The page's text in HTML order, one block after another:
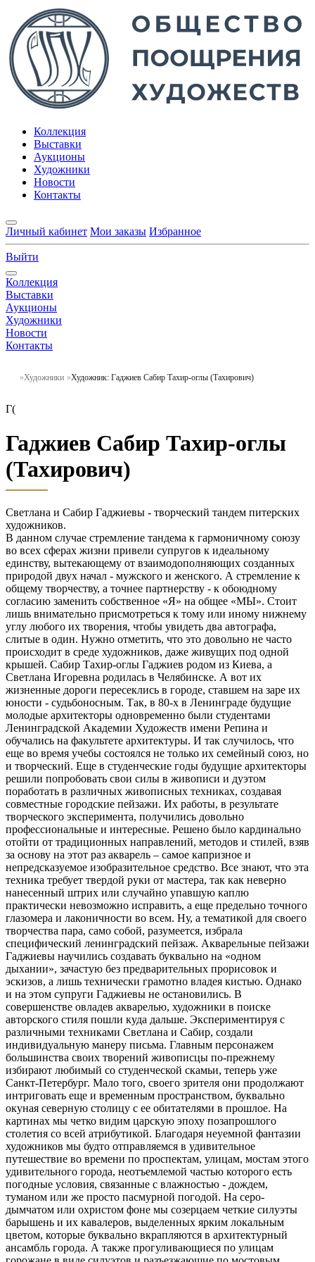
Коллекция
Выставки
Аукционы
Художники
Новости
Контакты
Личный кабинет Мои заказы Избранное
Выйти
Коллекция
Выставки
Аукционы
Художники
Новости
Контакты
Художники Художник: Гаджиев Сабир Тахир-оглы (Тахирович)
Г(
Гаджиев Сабир Тахир-оглы
(Тахирович)
Светлана и Сабир Гаджиевы - творческий тандем питерских
художников.
В данном случае стремление тандема к гармоничному союзу
во всех сферах жизни привели супругов к идеальному
единству, вытекающему от взаимодополняющих созданных
природой двух начал - мужского и женского. А стремление к
общему творчеству, а точнее партнерству - к обоюдному
согласию заменить собственное «Я» на общее «МЫ». Стоит
лишь внимательно присмотреться к тому или иному нижнему
углу любого их творения, чтобы увидеть два автографа,
слитые в один. Нужно отметить, что это довольно не часто
происходит в среде художников, даже живущих под одной
крышей. Сабир Тахир-оглы Гаджиев родом из Киева, а
Светлана Игоревна родилась в Челябинске. А вот их
жизненные дороги пересеклись в городе, ставшем на заре их
юности - судьбоносным. Так, в 80-х в Ленинграде будущие
молодые архитекторы одновременно были студентами
Ленинградской Академии Художеств имени Репина и
обучались на факультете архитектуры. И так случилось, что
еще во время учебы состоялся не только их семейный союз, но
и творческий. Еще в студенческие годы будущие архитекторы
решили попробовать свои силы в живописи и дуэтом
поработать в различных живописных техниках, создавая
совместные городские пейзажи. Их работы, в результате
творческого эксперимента, получились довольно
профессиональные и интересные. Решено было кардинально
отойти от традиционных направлений, методов и стилей, взяв
за основу на этот раз акварель – самое капризное и
непредсказуемое изобразительное средство. Все знают, что эта
техника требует твердой руки от мастера, так как неверно
нанесенный штрих или случайно упавшую каплю
практически невозможно исправить, а еще предельно точного
глазомера и лаконичности во всем. Ну, а тематикой для своего
творчества пара, само собой, разумеется, избрала
специфический ленинградский пейзаж. Акварельные пейзажи
Гаджиевы научились создавать буквально на «одном
дыхании», зачастую без предварительных прорисовок и
эскизов, а лишь технически грамотно владея кистью. Однако
и на этом супруги Гаджиевы не остановились. В
совершенстве овладев акварелью, художники в поиске
авторского стиля пошли куда дальше. Экспериментируя с
различными техниками Светлана и Сабир, создали
индивидуальную манеру письма. Главным персонажем
большинства своих творений живописцы по-прежнему
избирают любимый со студенческой скамьи, теперь уже
Санкт-Петербург. Мало того, своего зрителя они продолжают
интриговать еще и временным пространством, буквально
окуная северную столицу с ее обитателями в прошлое. На
картинах мы четко видим царскую эпоху позапрошлого
столетия со всей атрибутикой. Благодаря неуемной фантазии
художников мы будто отправляемся в удивительное
путешествие во времени по проспектам, улицам, мостам этого
удивительного города, неотъемлемой частью которого есть
погодные условия, связанные с влажностью - дождем,
туманом или же просто пасмурной погодой. На серо-
дымчатом или охристом фоне мы созерцаем четкие силуэты
барышень и их кавалеров, выделенных ярким локальным
цветом, которые буквально вкрапляются в архитектурный
ансамбль города. А также прогуливающиеся по улицам